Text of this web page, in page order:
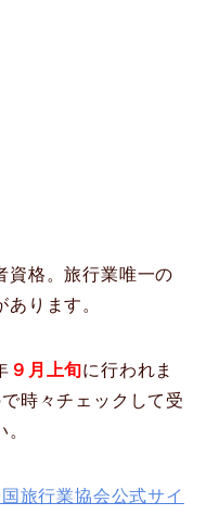
資格。旅行業唯一の
ります。
９月上旬に行われま
時々チェックして受
旅行業協会公式サイ